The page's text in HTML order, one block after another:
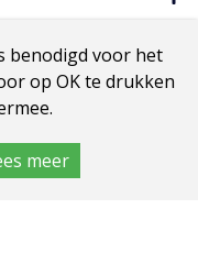
benodigd voor het
op OK te drukken
meer